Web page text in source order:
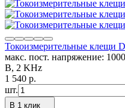
Токоизмерительные клещи
мaкс. пост. напряжение:
В, 2 KHz
1 540 p.
шт.
В 1 клик